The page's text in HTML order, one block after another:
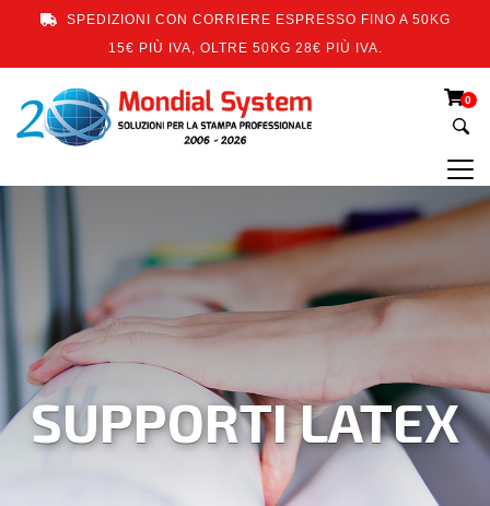
SPEDIZIONI CON CORRIERE ESPRESSO FINO A 50KG
15€ PIÙ IVA, OLTRE 50KG 28€ PIÙ IVA.
0
SUPPORTI LATEX